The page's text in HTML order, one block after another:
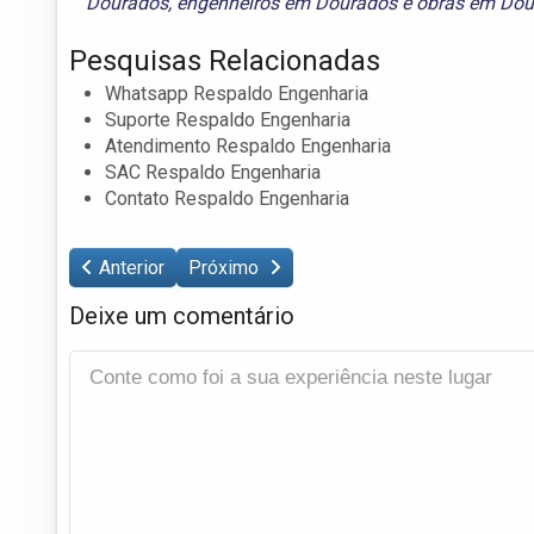
Pesquisas Relacionadas
Whatsapp Respaldo Engenharia
Suporte Respaldo Engenharia
Atendimento Respaldo Engenharia
SAC Respaldo Engenharia
Contato Respaldo Engenharia
Anterior Próximo
Deixe um comentário